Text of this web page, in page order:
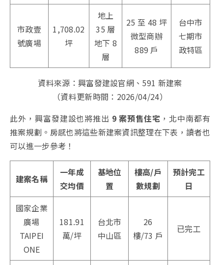
市政壹
號廣場
1,708.02
坪
地上
35 層
地下 8
層
25 至 48 坪
微型商辦
889 戶
台中市
七期市
政特區
資料來源：興富發建設官網、591 新建案
（資料更新時間：2026/04/24）
此外，興富發建設也將推出 9 案預售住宅 ，北中南都有
推案規劃。房感也將這些新建案資訊整理在下表，讀者也
可以進一步參考！
建案名稱
一年成
交均價
基地位
置
樓高/戶
數規劃
預計完工
日
國家企業
廣場
TAIPEI
ONE
181.91
萬/坪
台北市
中山區
26
樓/73 戶
已完工